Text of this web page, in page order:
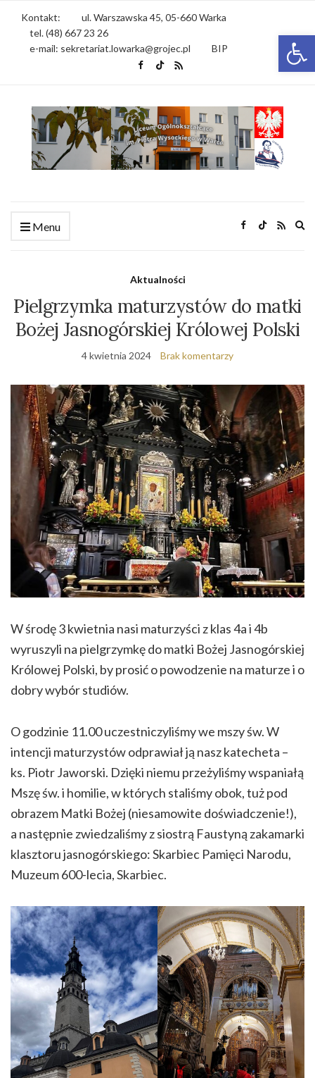
Kontakt:
ul. Warszawska 45, 05-660 Warka
tel. (48) 667 23 26
e-mail: sekretariat.lowarka@grojec.pl
BIP
Menu
Aktualności
Pielgrzymka maturzystów do matki
Bożej Jasnogórskiej Królowej Polski
4 kwietnia 2024 Brak komentarzy
W środę 3 kwietnia nasi maturzyści z klas 4a i 4b
wyruszyli na pielgrzymkę do matki Bożej Jasnogórskiej
Królowej Polski, by prosić o powodzenie na maturze i o
dobry wybór studiów.
O godzinie 11.00 uczestniczyliśmy we mszy św. W
intencji maturzystów odprawiał ją nasz katecheta –
ks. Piotr Jaworski. Dzięki niemu przeżyliśmy wspaniałą
Mszę św. i homilie, w których staliśmy obok, tuż pod
obrazem Matki Bożej (niesamowite doświadczenie!),
a następnie zwiedzaliśmy z siostrą Faustyną zakamarki
klasztoru jasnogórskiego:Skarbiec Pamięci Narodu,
Muzeum 600-lecia, Skarbiec.